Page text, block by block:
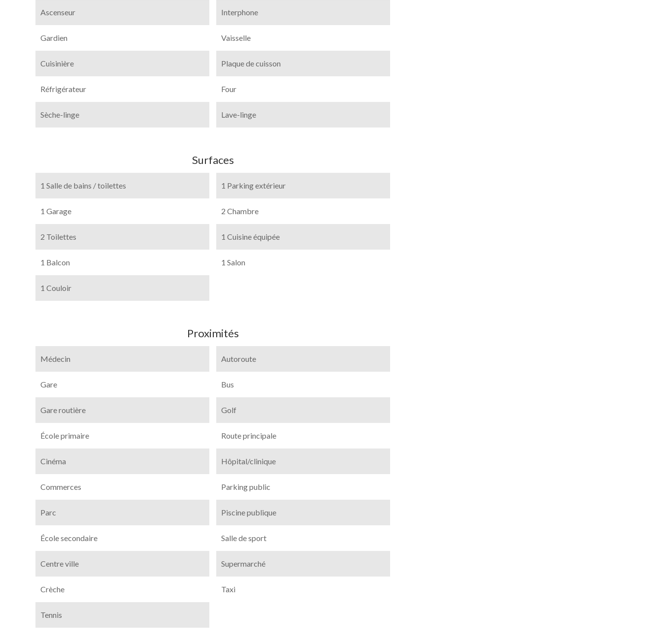
Ascenseur Interphone
Gardien Vaisselle
Cuisinière Plaque de cuisson
Réfrigérateur Four
Sèche-linge Lave-linge
Surfaces
1 Salle de bains / toilettes 1 Parking extérieur
1 Garage 2 Chambre
2 Toilettes 1 Cuisine équipée
1 Balcon 1 Salon
1 Couloir
Proximités
Médecin Autoroute
Gare Bus
Gare routière Golf
École primaire Route principale
Cinéma Hôpital/clinique
Commerces Parking public
Parc Piscine publique
École secondaire Salle de sport
Centre ville Supermarché
Crèche Taxi
Tennis